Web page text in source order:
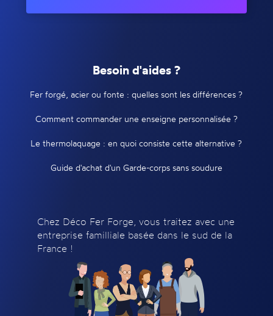
Besoin d'aides ?
Fer forgé, acier ou fonte : quelles sont les différences ?
Comment commander une enseigne personnalisée ?
Le thermolaquage : en quoi consiste cette alternative ?
Guide d'achat d'un Garde-corps sans soudure
Chez Déco Fer Forge, vous traitez avec une
entreprise familliale basée dans le sud de la
France !